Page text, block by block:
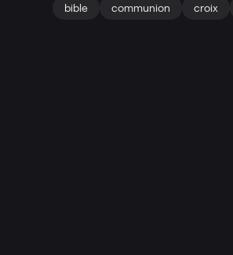
bible communion croix